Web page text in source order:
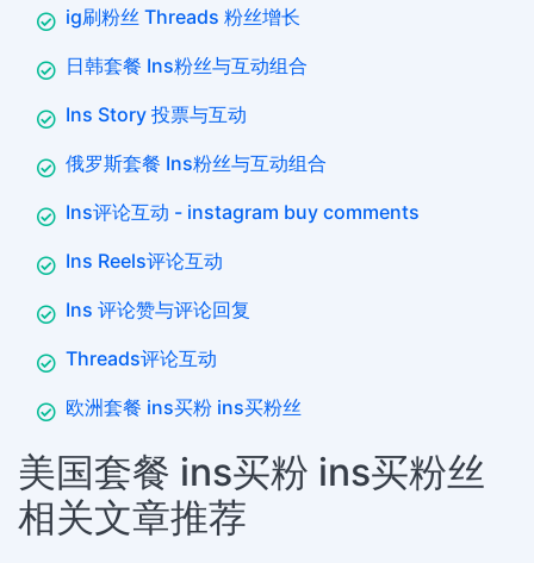
ig刷粉丝 Threads 粉丝增长
日韩套餐 Ins粉丝与互动组合
Ins Story 投票与互动
俄罗斯套餐 Ins粉丝与互动组合
Ins评论互动 - instagram buy comments
Ins Reels评论互动
Ins 评论赞与评论回复
Threads评论互动
欧洲套餐 ins买粉 ins买粉丝
美国套餐 ins买粉 ins买粉丝
相关文章推荐